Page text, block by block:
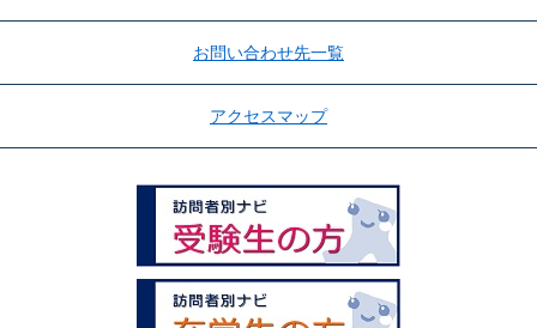
お問い合わせ先一覧
アクセスマップ